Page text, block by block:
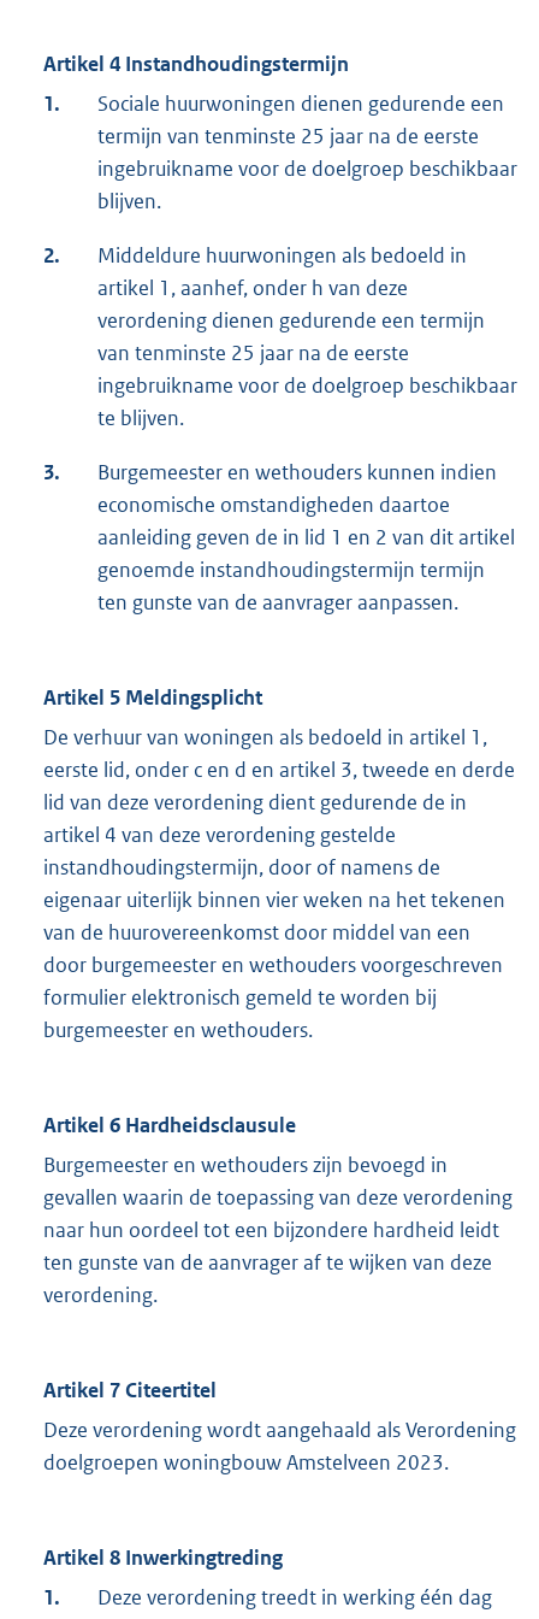
Artikel 4 Instandhoudingstermijn
1.
Sociale huurwoningen dienen gedurende een
termijn van tenminste 25 jaar na de eerste
ingebruikname voor de doelgroep beschikbaar
blijven.
2.
Middeldure huurwoningen als bedoeld in
artikel 1, aanhef, onder h van deze
verordening dienen gedurende een termijn
van tenminste 25 jaar na de eerste
ingebruikname voor de doelgroep beschikbaar
te blijven.
3.
Burgemeester en wethouders kunnen indien
economische omstandigheden daartoe
aanleiding geven de in lid 1 en 2 van dit artikel
genoemde instandhoudingstermijn termijn
ten gunste van de aanvrager aanpassen.
Artikel 5 Meldingsplicht
De verhuur van woningen als bedoeld in artikel 1,
eerste lid, onder c en d en artikel 3, tweede en derde
lid van deze verordening dient gedurende de in
artikel 4 van deze verordening gestelde
instandhoudingstermijn, door of namens de
eigenaar uiterlijk binnen vier weken na het tekenen
van de huurovereenkomst door middel van een
door burgemeester en wethouders voorgeschreven
formulier elektronisch gemeld te worden bij
burgemeester en wethouders.
Artikel 6 Hardheidsclausule
Burgemeester en wethouders zijn bevoegd in
gevallen waarin de toepassing van deze verordening
naar hun oordeel tot een bijzondere hardheid leidt
ten gunste van de aanvrager af te wijken van deze
verordening.
Artikel 7 Citeertitel
Deze verordening wordt aangehaald als Verordening
doelgroepen woningbouw Amstelveen 2023.
Artikel 8 Inwerkingtreding
1.
Deze verordening treedt in werking één dag